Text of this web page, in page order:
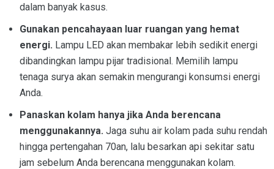
dalam banyak kasus.
Gunakan pencahayaan luar ruangan yang hemat
energi. Lampu LED akan membakar lebih sedikit energi
dibandingkan lampu pijar tradisional. Memilih lampu
tenaga surya akan semakin mengurangi konsumsi energi
Anda.
Panaskan kolam hanya jika Anda berencana
menggunakannya. Jaga suhu air kolam pada suhu rendah
hingga pertengahan 70an, lalu besarkan api sekitar satu
jam sebelum Anda berencana menggunakan kolam.